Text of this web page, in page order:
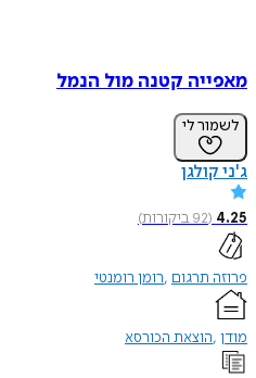
קטנה מול הנמל
לי
92ביקורות)
תרגום רומן רומנטי
הוצאת הכורסא